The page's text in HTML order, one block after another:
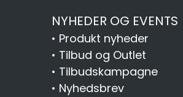
NYHEDER OG EVENTS
• Produkt nyheder
• Tilbud og Outlet
• Tilbudskampagne
• Nyhedsbrev